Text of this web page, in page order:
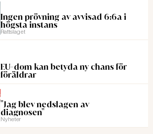
Ingen prövning av avvisad 6:6a i
högsta instans
Rattslaget
EU-dom kan betyda ny chans för
föräldrar
"Jag blev nedslagen av
diagnosen"
Nyheter